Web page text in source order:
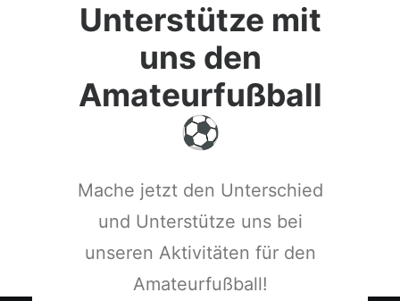
Unterstütze mit
uns den
Amateurfußball
Mache jetzt den Unterschied
und Unterstütze uns bei
unseren Aktivitäten für den
Amateurfußball!